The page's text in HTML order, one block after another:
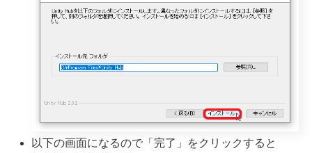
以下の画面になるので「完了」をクリックすると